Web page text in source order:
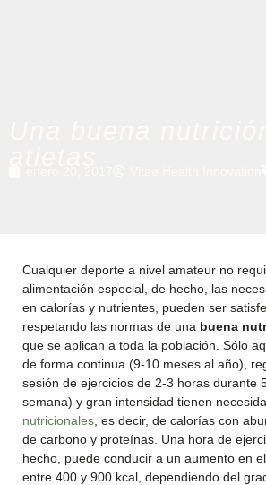
Cualquier deporte a nivel amateur no
alimentación especial, de hecho, las
en calorías y nutrientes, pueden ser
respetando las normas de una buena
que se aplican a toda la población. Sólo
de forma continua (9-10 meses al año),
sesión de ejercicios de 2-3 horas durante
semana) y gran intensidad tienen
nutricionales , es decir, de calorías con
de carbono y proteínas. Una hora de
hecho, puede conducir a un aumento en
entre 400 y 900 kcal, dependiendo del